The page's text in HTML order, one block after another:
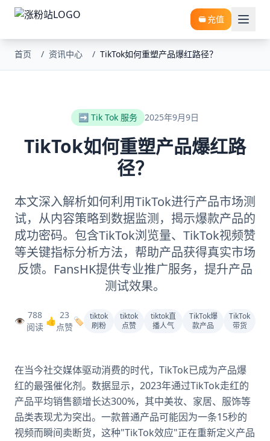
充值
首页 / 资讯中心 / TikTok如何重塑产品爆红路径？
➡️ Tik Tok 服务 2025年9月9日
TikTok如何重塑产品爆红路
径？
本文深入解析如何利用TikTok进行产品市场测
试，从内容策略到数据监测，揭示爆款产品的
成功密码。包含TikTok浏览量、TikTok视频赞
等关键指标分析方法，帮助产品获得真实市场
反馈。FansHK提供专业推广服务，提升产品
测试效果。
👁️
788
阅读
👍
23
点赞
🏷️
tiktok
刷粉
tiktok
点赞
tiktok直
播人气
TikTok爆
款产品
TikTok
带货
在当今社交媒体驱动消费的时代，TikTok已成为产品爆
红的最强催化剂。数据显示，2023年通过TikTok走红的
产品平均销售额增长达300%，其中美妆、家居、服饰等
品类表现尤为突出。一款普通产品可能因为一条15秒的
视频而瞬间卖断货，这种"TikTok效应"正在重新定义产品